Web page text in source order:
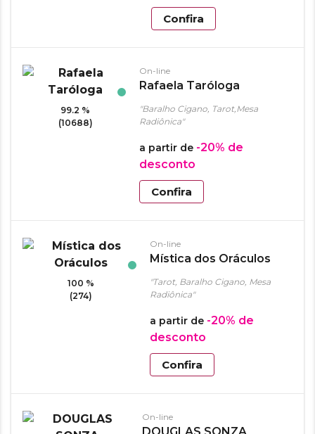
Confira
99.2 %
(10688)
On-line
Rafaela Taróloga
"Baralho Cigano, Tarot,Mesa
Radiônica"
a partir de -20% de
desconto
Confira
100 %
(274)
On-line
Mística dos Oráculos
"Tarot, Baralho Cigano, Mesa
Radiônica"
a partir de -20% de
desconto
Confira
On-line